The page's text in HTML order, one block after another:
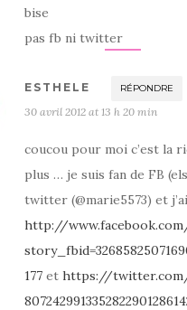
bise
pas fb ni twitter
ESTHELE RÉPONDRE
30 avril 2012 at 13 h 20 min
coucou pour moi c’est la
plus … je suis fan de FB
twitter (@marie5573) et
http://
177 et https://